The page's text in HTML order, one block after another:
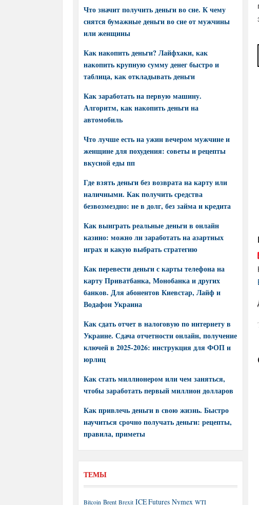
Что значит получить деньги во сне. К чему
снятся бумажные деньги во сне от мужчины
или женщины
Как накопить деньги? Лайфхаки, как
накопить крупную сумму денег быстро и
таблица, как откладывать деньги
Как заработать на первую машину.
Алгоритм, как накопить деньги на
автомобиль
Что лучше есть на ужин вечером мужчине и
женщине для похудения: советы и рецепты
вкусной еды пп
Где взять деньги без возврата на карту или
наличными. Как получить средства
безвозмездно: не в долг, без займа и кредита
Как выиграть реальные деньги в онлайн
казино: можно ли заработать на азартных
играх и какую выбрать стратегию
Как перевести деньги с карты телефона на
карту Приватбанка, Монобанка и других
банков. Для абонентов Киевстар, Лайф и
Водафон Украина
Как сдать отчет в налоговую по интернету в
Украине. Сдача отчетности онлайн, получение
ключей в 2025-2026: инструкция для ФОП и
юрлиц
Как стать миллионером или чем заняться,
чтобы заработать первый миллион долларов
Как привлечь деньги в свою жизнь. Быстро
научиться срочно получать деньги: рецепты,
правила, приметы
ТЕМЫ
Bitcoin Brent Brexit ICE Futures Nymex WTI